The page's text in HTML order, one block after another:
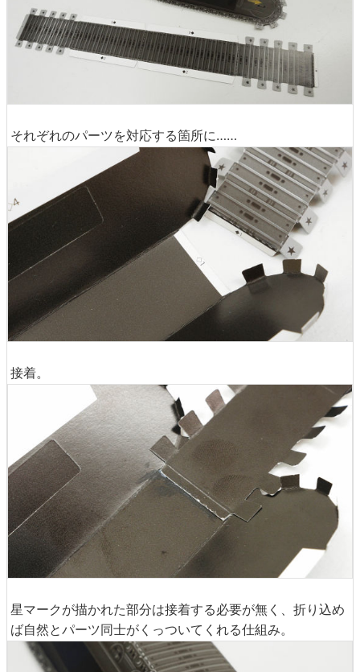
それぞれのパーツを対応する箇所に……
接着。
星マークが描かれた部分は接着する必要が無く、折り込め
ば自然とパーツ同士がくっついてくれる仕組み。